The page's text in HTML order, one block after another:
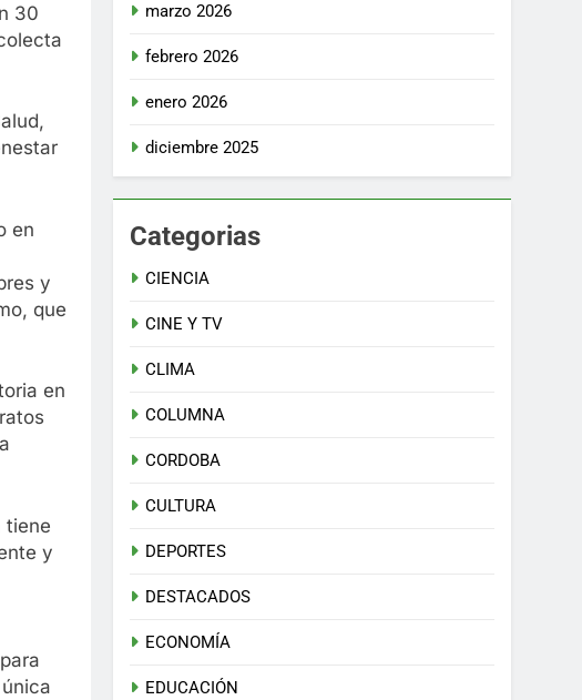
30
en
y
que
en
tiene
y
marzo 2026
febrero 2026
enero 2026
diciembre 2025
Categorias
CIENCIA
CINE Y TV
CLIMA
COLUMNA
CORDOBA
CULTURA
DEPORTES
DESTACADOS
ECONOMÍA
EDUCACIÓN